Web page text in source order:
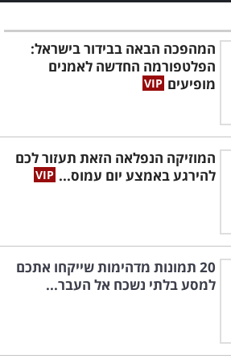
המהפכה הבאה בבידור בישראל:
הפלטפורמה החדשה לאמנים
מופיעים
המוזיקה הנפלאה הזאת תעזור לכם
להירגע באמצע יום עמוס...
20 תמונות מדהימות שייקחו אתכם
למסע בלתי נשכח אל העבר...